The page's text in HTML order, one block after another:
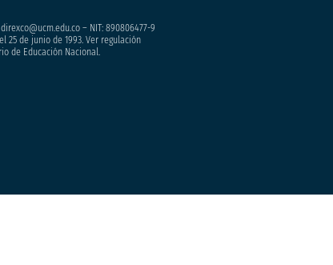
– NIT: 890806477-9
25 de junio de 1993. Ver regulación
de Educación Nacional.